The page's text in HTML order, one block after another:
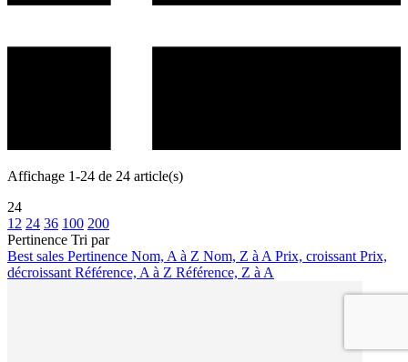
Affichage 1-24 de 24 article(s)
24
12 24 36 100 200
Pertinence Tri par
Best sales Pertinence Nom, A à Z Nom, Z à A Prix, croissant Prix,
décroissant Référence, A à Z Référence, Z à A